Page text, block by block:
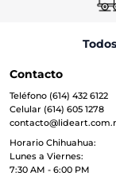
Contacto
Teléfono (614) 432 6122
Celular (614) 605 1278
Horario Chihuahua:
Lunes a Viernes:
7:30 AM - 6:00 PM